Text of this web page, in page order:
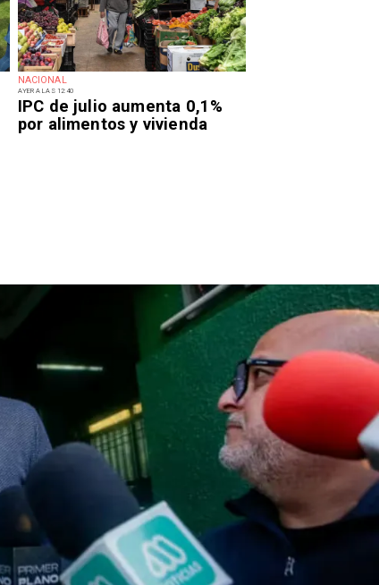
NACIONAL
AYER A LAS 12:40
IPC de julio aumenta 0,1%
por alimentos y vivienda